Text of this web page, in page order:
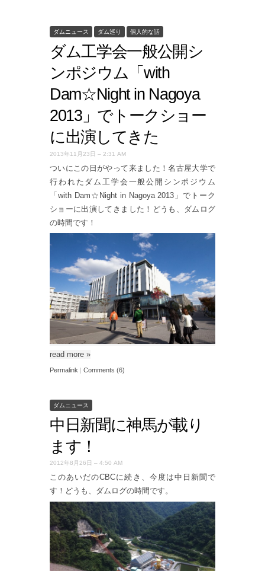
ダムニュース ダム巡り 個人的な話
ダム工学会一般公開シ
ンポジウム「with
Dam☆Night in Nagoya
2013」でトークショー
に出演してきた
2013年11月23日 – 2:31 AM
ついにこの日がやって来ました！名古屋大学で
行われたダム工学会一般公開シンポジウム
「with Dam☆Night in Nagoya 2013」でトーク
ショーに出演してきました！どうも、ダムログ
の時間です！
read more »
Permalink | Comments (6)
ダムニュース
中日新聞に神馬が載り
ます！
2012年8月26日 – 4:50 AM
このあいだのCBCに続き、今度は中日新聞で
す！どうも、ダムログの時間です。